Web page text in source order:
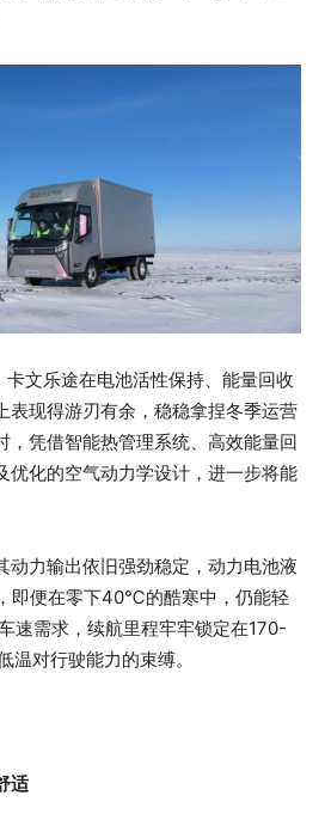
卡文乐途在电池活性保持、能量回收
表现得游刃有余，稳稳拿捏冬季运营
，凭借智能热管理系统、高效能量回
优化的空气动力学设计，进一步将能
动力输出依旧强劲稳定，动力电池液
即便在零下40℃的酷寒中，仍能轻
速需求，续航里程牢牢锁定在170-
对行驶能力的束缚。
适